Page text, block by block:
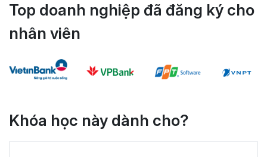
Top doanh nghiệp đã đăng ký cho
nhân viên
Khóa học này dành cho?